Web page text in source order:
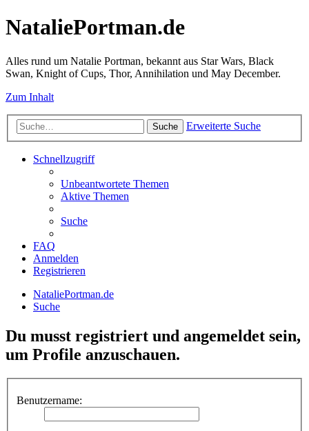
NataliePortman.de
Alles rund um Natalie Portman, bekannt aus Star Wars, Black
Swan, Knight of Cups, Thor, Annihilation und May December.
Zum Inhalt
Suche Erweiterte Suche
Schnellzugriff
Unbeantwortete Themen
Aktive Themen
Suche
FAQ
Anmelden
Registrieren
NataliePortman.de
Suche
Du musst registriert und angemeldet sein,
um Profile anzuschauen.
Benutzername: